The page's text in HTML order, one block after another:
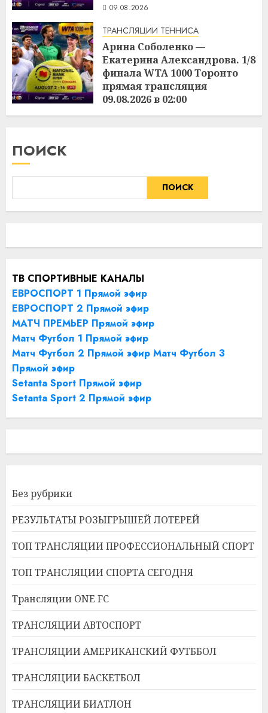
09.08.2026
ТРАНСЛЯЦИИ ТЕННИСА
Арина Соболенко —
Екатерина Александрова. 1/8
финала WTA 1000 Торонто
прямая трансляция
09.08.2026 в 02:00
09.08.2026
ПОИСК
ПОИСК
ТВ СПОРТИВНЫЕ КАНАЛЫ
ЕВРОСПОРТ 1 Прямой эфир
ЕВРОСПОРТ 2 Прямой эфир
МАТЧ ПРЕМЬЕР Прямой эфир
Матч Футбол 1 Прямой эфир
Матч Футбол 2 Прямой эфир Матч Футбол 3
Прямой эфир
Setanta Sport Прямой эфир
Setanta Sport 2 Прямой эфир
Без рубрики
РЕЗУЛЬТАТЫ РОЗЫГРЫШЕЙ ЛОТЕРЕЙ
ТОП ТРАНСЛЯЦИИ ПРОФЕССИОНАЛЬНЫЙ СПОРТ
ТОП ТРАНСЛЯЦИИ СПОРТА СЕГОДНЯ
Трансляции ONE FC
ТРАНСЛЯЦИИ АВТОСПОРТ
ТРАНСЛЯЦИИ АМЕРИКАНСКИЙ ФУТББОЛ
ТРАНСЛЯЦИИ БАСКЕТБОЛ
ТРАНСЛЯЦИИ БИАТЛОН